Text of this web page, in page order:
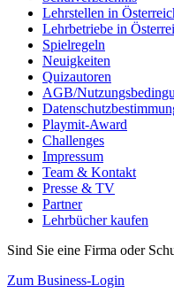
Lehrstellen in
Lehrbetriebe in
Spielregeln
Neuigkeiten
Quizautoren
AGB/
Playmit-Award
Challenges
Impressum
Team & Kontakt
Presse & TV
Partner
Lehrbücher kaufen
Sind Sie eine Firma oder
Zum Business-Login